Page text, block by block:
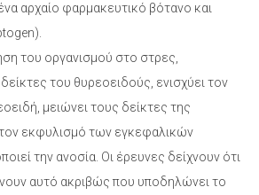
αρχαίο φαρμακευτικό βότανο και
του οργανισμού στο στρες,
του θυρεοειδούς, ενισχύει τον
μειώνει τους δείκτες της
εκφυλισμό των εγκεφαλικών
την ανοσία. Οι έρευνες δείχνουν ότι
αυτό ακριβώς που υποδηλώνει το